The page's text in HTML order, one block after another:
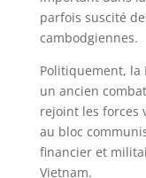
parfois suscité
cambodgiennes.
Politiquement, la
un ancien
rejoint les forces
au bloc
financier et
Vietnam.